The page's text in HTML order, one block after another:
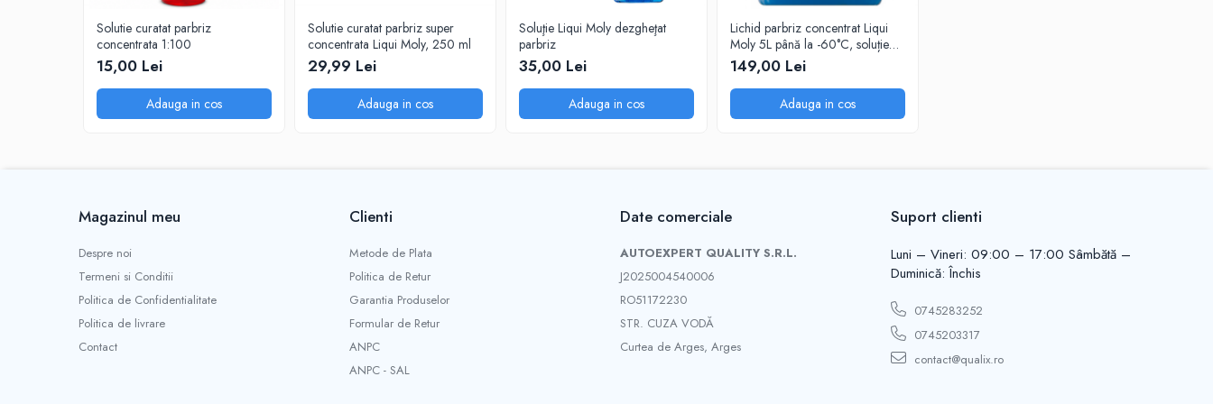
Solutie curatat parbriz
concentrata 1:100
15,00 Lei
Adauga in cos
Solutie curatat parbriz super
concentrata Liqui Moly, 250 ml
29,99 Lei
Adauga in cos
Soluţie Liqui Moly dezgheţat
parbriz
35,00 Lei
Adauga in cos
Lichid parbriz concentrat Liqui
Moly 5L până la -60°C, soluție
iarnă
149,00 Lei
Adauga in cos
Magazinul meu
Despre noi
Termeni si Conditii
Politica de Confidentialitate
Politica de livrare
Contact
Clienti
Metode de Plata
Politica de Retur
Garantia Produselor
Formular de Retur
ANPC
ANPC - SAL
Date comerciale
AUTOEXPERT QUALITY S.R.L.
J2025004540006
RO51172230
STR. CUZA VODĂ
Curtea de Arges, Arges
Suport clienti
Luni – Vineri: 09:00 – 17:00 Sâmbătă –
Duminică: Închis
0745283252
0745203317
contact@qualix.ro